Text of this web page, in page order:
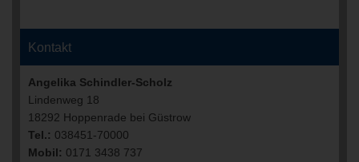
Kontakt
Angelika Schindler-Scholz
Lindenweg 18
18292 Hoppenrade bei Güstrow
Tel.: 038451-70000
Mobil: 0171 3438 737